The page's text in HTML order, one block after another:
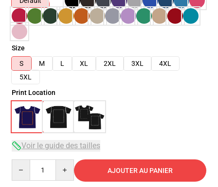
Size
S
M L XL 2XL 3XL
4XL
5XL
Print Location
Voir le guide des tailles
AJOUTER AU PANIER